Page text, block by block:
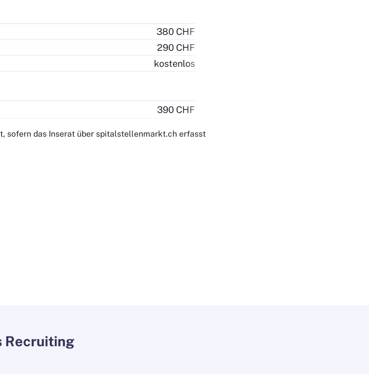
380 CHF
290 CHF
kostenlos
390 CHF
sofern das Inserat über spitalstellenmarkt.ch erfasst
Recruiting